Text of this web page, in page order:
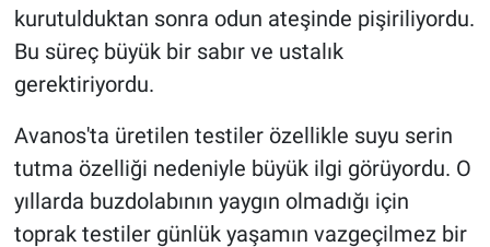
kurutulduktan sonra odun ateşinde pişiriliyordu.
Bu süreç büyük bir sabır ve ustalık
gerektiriyordu.
Avanos'ta üretilen testiler özellikle suyu serin
tutma özelliği nedeniyle büyük ilgi görüyordu. O
yıllarda buzdolabının yaygın olmadığı için
toprak testiler günlük yaşamın vazgeçilmez bir